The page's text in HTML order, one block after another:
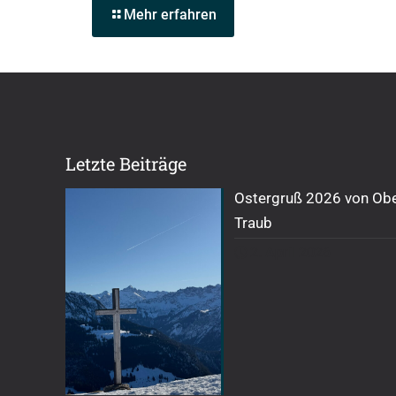
Mehr erfahren
Letzte Beiträge
Ostergruß 2026 von
Traub